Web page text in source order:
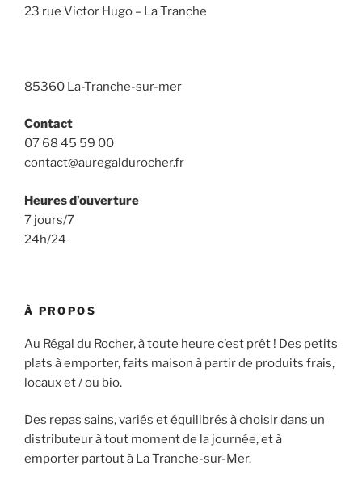
23 rue Victor Hugo – La Tranche
85360 La-Tranche-sur-mer
Contact
07 68 45 59 00
contact@auregaldurocher.fr
Heures d’ouverture
7 jours/7
24h/24
À PROPOS
Au Régal du Rocher, à toute heure c’est prêt ! Des petits
plats à emporter, faits maison à partir de produits frais,
locaux et / ou bio.
Des repas sains, variés et équilibrés à choisir dans un
distributeur à tout moment de la journée, et à
emporter partout à La Tranche-sur-Mer.